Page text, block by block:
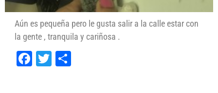
Aún es pequeña pero le gusta salir a la calle estar con
la gente , tranquila y cariñosa .
Facebook
Twitter